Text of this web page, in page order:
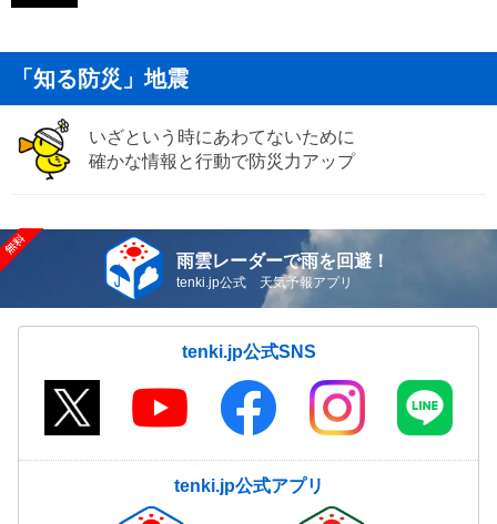
「知る防災」地震
いざという時にあわてないために
確かな情報と行動で防災力アップ
雨雲レーダーで雨を回避！
tenki.jp公式 天気予報アプリ
tenki.jp公式SNS
tenki.jp公式アプリ